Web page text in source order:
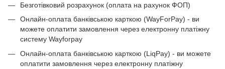
Безготівковий розрахунок (оплата на рахунок ФОП)
Онлайн-оплата банківською карткою (WayForPay) - ви
можете оплатити замовлення через електронну платіжну
систему Wayforpay
Онлайн-оплата банківською карткою (LiqPay) - ви можете
оплатити замовлення через електронну платіжну